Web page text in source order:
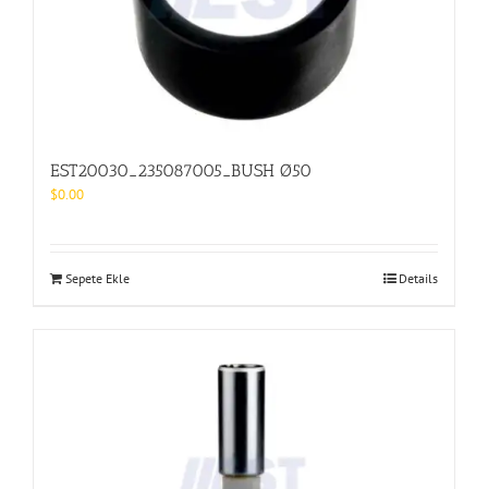
EST20030_235087005_BUSH Ø50
$0.00
Sepete Ekle Details